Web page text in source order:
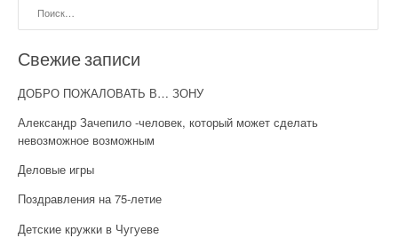
Свежие записи
ДОБРО ПОЖАЛОВАТЬ В… ЗОНУ
Александр Зачепило -человек, который может сделать
невозможное возможным
Деловые игры
Поздравления на 75-летие
Детские кружки в Чугуеве